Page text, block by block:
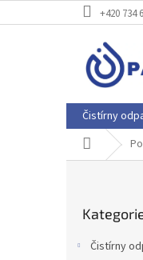
na
+420 734
Čistírny
Domů
kategorie
Čistírny